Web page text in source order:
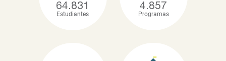
64.831
Estudiantes
4.857
Programas